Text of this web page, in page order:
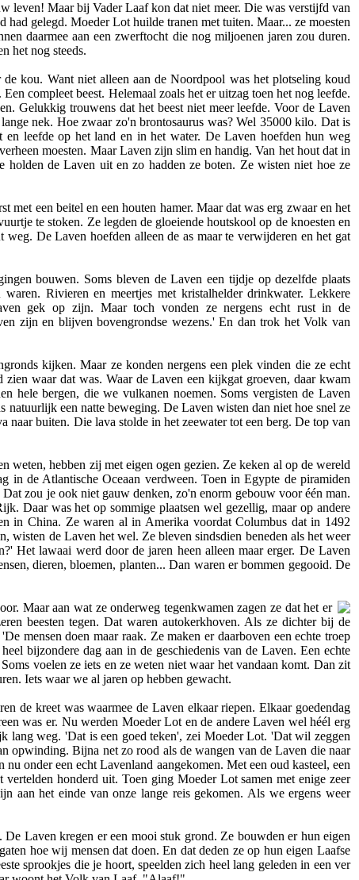
leven! Maar bij Vader Laaf kon dat niet meer. Die was verstijfd van
gelegd. Moeder Lot huilde tranen met tuiten. Maar... ze moesten
daarmee aan een zwerftocht die nog miljoenen jaren zou duren.
het nog steeds.
kou. Want niet alleen aan de Noordpool was het plotseling koud
compleet beest. Helemaal zoals het er uitzag toen het nog leefde.
Gelukkig trouwens dat het beest niet meer leefde. Voor de Laven
nek. Hoe zwaar zo'n brontosaurus was? Wel 35000 kilo. Dat is
en leefde op het land en in het water. De Laven hoefden hun weg
moesten. Maar Laven zijn slim en handig. Van het hout dat in
holden de Laven uit en zo hadden ze boten. Ze wisten niet hoe ze
met een beitel en een houten hamer. Maar dat was erg zwaar en het
te stoken. Ze legden de gloeiende houtskool op de knoesten en
De Laven hoefden alleen de as maar te verwijderen en het gat
bouwen. Soms bleven de Laven een tijdje op dezelfde plaats
Rivieren en meertjes met kristalhelder drinkwater. Lekkere
gek op zijn. Maar toch vonden ze nergens echt rust in de
zijn en blijven bovengrondse wezens.' En dan trok het Volk van
kijken. Maar ze konden nergens een plek vinden die ze echt
waar dat was. Waar de Laven een kijkgat groeven, daar kwam
hele bergen, die we vulkanen noemen. Soms vergisten de Laven
een natte beweging. De Laven wisten dan niet hoe snel ze
buiten. Die lava stolde in het zeewater tot een berg. De top van
weten, hebben zij met eigen ogen gezien. Ze keken al op de wereld
in de Atlantische Oceaan verdween. Toen in Egypte de piramiden
zou je ook niet gauw denken, zo'n enorm gebouw voor één man.
Daar was het op sommige plaatsen wel gezellig, maar op andere
in China. Ze waren al in Amerika voordat Columbus dat in 1492
wisten de Laven het wel. Ze bleven sindsdien beneden als het weer
Het lawaai werd door de jaren heen alleen maar erger. De Laven
dieren, bloemen, planten... Dan waren er bommen gegooid. De
Maar aan wat ze onderweg tegenkwamen zagen ze dat het er
beesten tegen. Dat waren autokerkhoven. Als ze dichter bij de
mensen doen maar raak. Ze maken er daarboven een echte troep
bijzondere dag aan in de geschiedenis van de Laven. Een echte
voelen ze iets en ze weten niet waar het vandaan komt. Dan zit
Iets waar we al jaren op hebben gewacht.
kreet was waarmee de Laven elkaar riepen. Elkaar goedendag
was er. Nu werden Moeder Lot en de andere Laven wel héél erg
lang weg. 'Dat is een goed teken', zei Moeder Lot. 'Dat wil zeggen
opwinding. Bijna net zo rood als de wangen van de Laven die naar
onder een echt Lavenland aangekomen. Met een oud kasteel, een
honderd uit. Toen ging Moeder Lot samen met enige zeer
aan het einde van onze lange reis gekomen. Als we ergens weer
Laven kregen er een mooi stuk grond. Ze bouwden er hun eigen
hoe wij mensen dat doen. En dat deden ze op hun eigen Laafse
sprookjes die je hoort, speelden zich heel lang geleden in een ver